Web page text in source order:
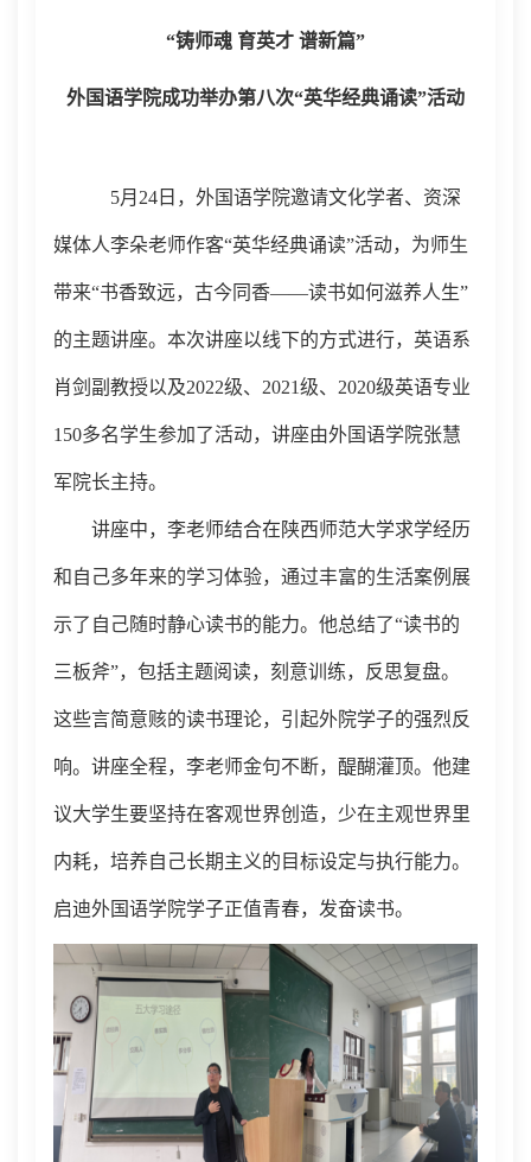
“铸师魂 育英才谱新篇”
外国语学院成功举办第八次“英华经典诵读”活动
5月 24 日 ， 外国语学院邀请文化学者、资深
媒体人李朵老师作客“英华经典诵读”活动，为师生
带来“书香致远，古今同香——读书如何滋养人生”
的主题讲座。本次讲座以线下的方式进行， 英语系
肖剑副教授以及2022级、 2021级、2020级英语专业
150多名学生参加了活动， 讲座由外国语学院张慧
军 院长主持。
讲座中， 李老师结合在陕西师范大学求学经历
和自己多年来的学习体验， 通过丰富的生活案例展
示了自己随时静心读书的能力。 他总结了“读书的
三板斧”， 包括主题阅读， 刻意训练， 反思复盘。
这些言简意赅的读书理论， 引起外院学子的强烈反
响。 讲座全程， 李老师金句不断，醍醐灌顶。 他建
议大学生要坚持在客观世界创造， 少在主观世界里
内耗， 培养自己长期主义的目标设定与执行能力。
启迪外国语学院学子正值青春， 发奋读书。